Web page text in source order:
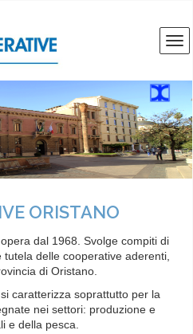
ORISTANO
dal 1968. Svolge compiti di
delle cooperative aderenti,
di Oristano.
caratterizza soprattutto per la
nei settori: produzione e
e della pesca.